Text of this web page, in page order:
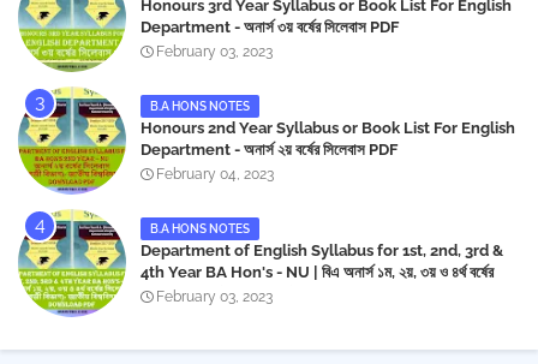
Honours 3rd Year Syllabus or Book List For English
Department - অনার্স ৩য় বর্ষের সিলেবাস PDF
February 03, 2023
B.A HONS NOTES
Honours 2nd Year Syllabus or Book List For English
Department - অনার্স ২য় বর্ষের সিলেবাস PDF
February 04, 2023
B.A HONS NOTES
Department of English Syllabus for 1st, 2nd, 3rd &
4th Year BA Hon's - NU | বিএ অনার্স ১ম, ২য়, ৩য় ও ৪র্থ বর্ষের
সিলেবাস (ইংরেজী বিভাগ)- জাতীয় বিশ্ববিদ্যালয় | Download PDF
February 03, 2023